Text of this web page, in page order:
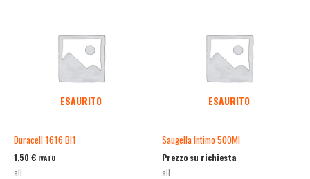
ESAURITO
Duracell 1616 Bl1
1,50 € IVATO
all
ESAURITO
Saugella Intimo 500Ml
Prezzo su richiesta
all